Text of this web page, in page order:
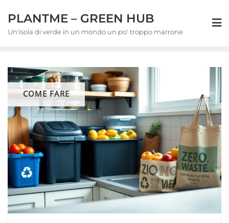
content
PLANTME – GREEN HUB
Un'isola di verde in un mondo un po' troppo marrone
COME FARE